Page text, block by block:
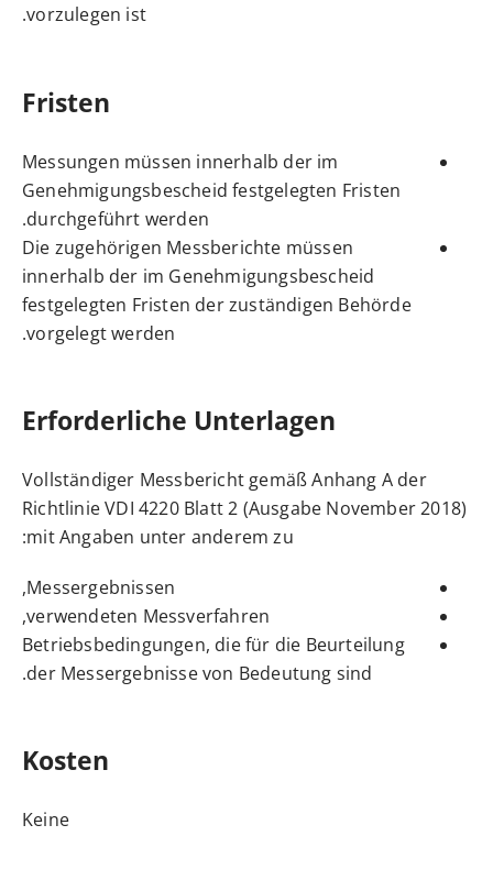
vorzulegen ist.
Fristen
Messungen müssen innerhalb der im
Genehmigungsbescheid festgelegten Fristen
durchgeführt werden.
Die zugehörigen Messberichte müssen
innerhalb der im Genehmigungsbescheid
festgelegten Fristen der zuständigen Behörde
vorgelegt werden.
Erforderliche Unterlagen
Vollständiger Messbericht gemäß Anhang A der
Richtlinie VDI 4220 Blatt 2 (Ausgabe November 2018)
mit Angaben unter anderem zu:
Messergebnissen,
verwendeten Messverfahren,
Betriebsbedingungen, die für die Beurteilung
der Messergebnisse von Bedeutung sind.
Kosten
Keine